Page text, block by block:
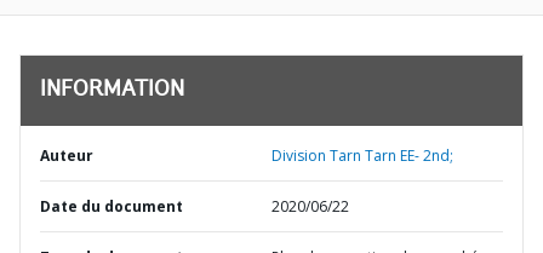
INFORMATION
Auteur Division Tarn Tarn EE- 2nd;
Date du document 2020/06/22